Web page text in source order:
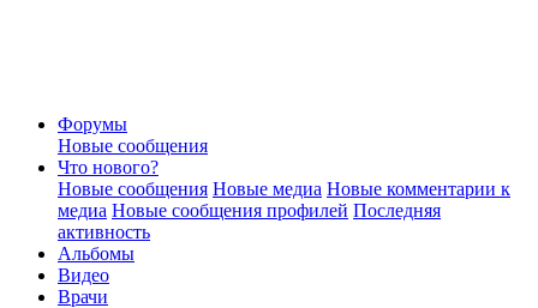
Форумы
Новые сообщения
Что нового?
Новые сообщения Новые медиа Новые комментарии к
медиа Новые сообщения профилей Последняя
активность
Альбомы
Видео
Врачи